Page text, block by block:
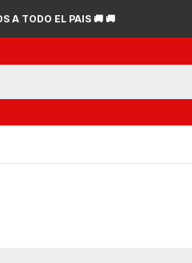
A TODO EL PAIS 🚚 🚚